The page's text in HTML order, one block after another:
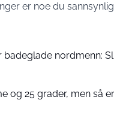
er noe du
badeglade nordmenn:
og 25 grader, men så